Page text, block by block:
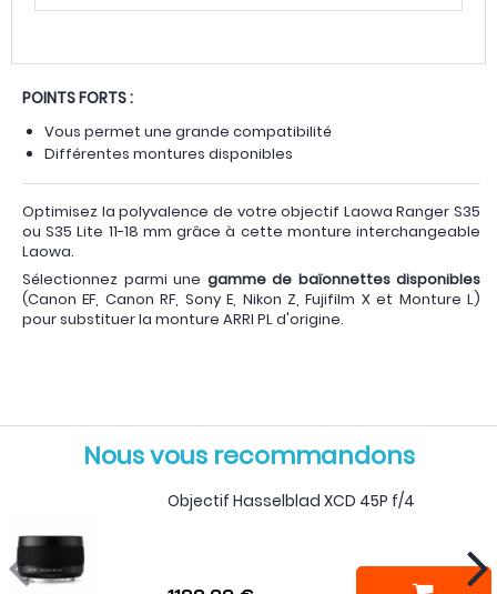
POINTS FORTS :
Vous permet une grande compatibilité
Différentes montures disponibles
Optimisez la polyvalence de votre objectif Laowa Ranger S35
ou S35 Lite 11-18 mm grâce à cette monture interchangeable
Laowa.
Sélectionnez parmi une gamme de baïonnettes disponibles
(Canon EF, Canon RF, Sony E, Nikon Z, Fujifilm X et Monture L)
pour substituer la monture ARRI PL d'origine.
Nous vous recommandons
Objectif Hasselblad XCD 45P f/4